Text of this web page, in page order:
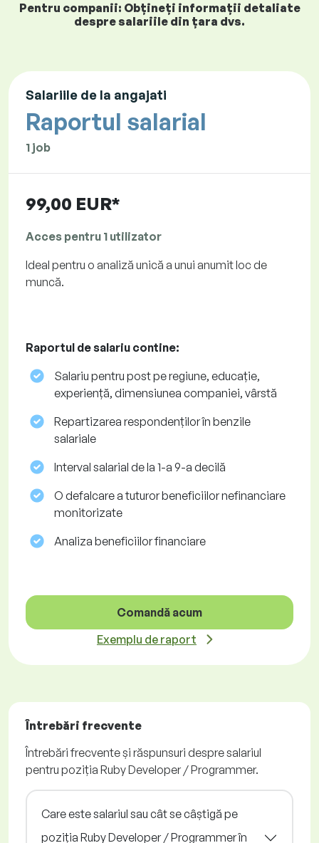
Pentru companii: Obțineți informații detaliate
despre salariile din țara dvs.
Salariile de la angajati
Raportul salarial
1 job
99,00 EUR*
Acces pentru 1 utilizator
Ideal pentru o analiză unică a unui anumit loc de
muncă.
Raportul de salariu contine:
Salariu pentru post pe regiune, educație,
experiență, dimensiunea companiei, vârstă
Repartizarea respondenților în benzile
salariale
Interval salarial de la 1-a 9-a decilă
O defalcare a tuturor beneficiilor nefinanciare
monitorizate
Analiza beneficiilor financiare
Comandă acum
Exemplu de raport
Întrebări frecvente
Întrebări frecvente și răspunsuri despre salariul
pentru poziția Ruby Developer / Programmer.
Care este salariul sau cât se câștigă pe
poziția Ruby Developer / Programmer în